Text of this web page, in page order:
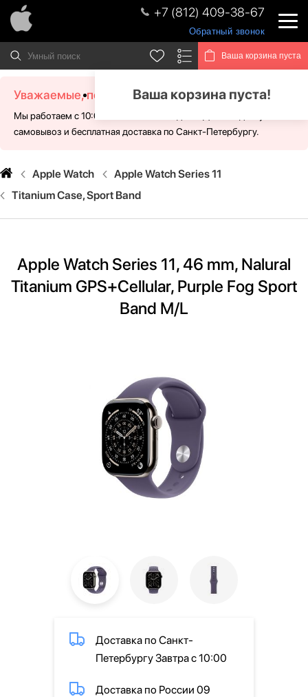
+7 (812) 409-38-67
Обратный звонок
Ваша корзина пуста
Ваша корзина пуста!
Уважаемые, посетители!
Мы работаем с 10:00 - 21:00 без выходных. Для Вас доступен
самовывоз и бесплатная доставка по Санкт-Петербургу.
Apple Watch
Apple Watch Series 11
Titanium Case, Sport Band
Apple Watch Series 11, 46 mm, Nalural
Titanium GPS+Cellular, Purple Fog Sport
Band M/L
Доставка по Санкт-
Петербургу Завтра с 10:00
Доставка по России 09